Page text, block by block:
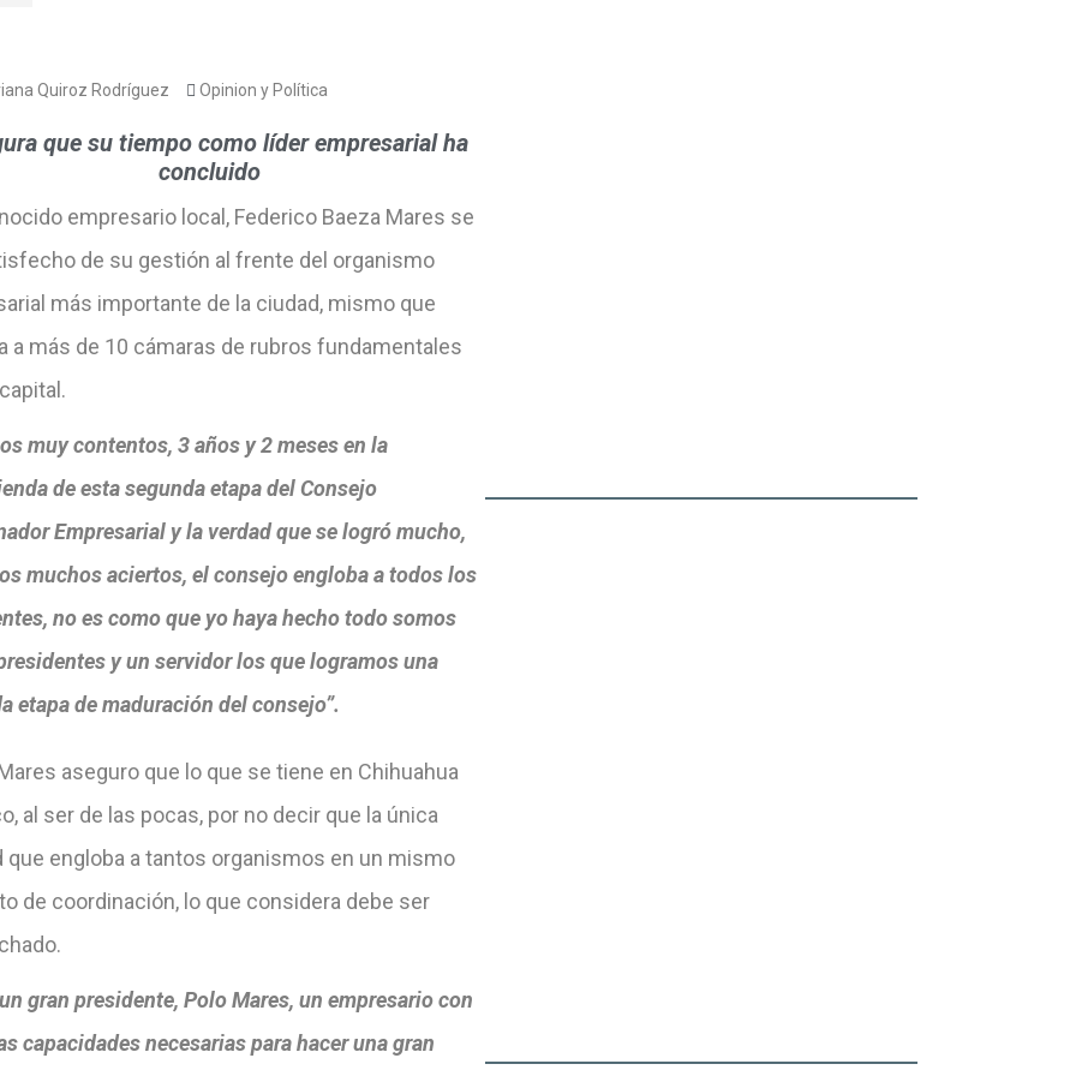
Quiroz Rodríguez Opinion y Política
que su tiempo como líder empresarial ha
concluido
empresario local, Federico Baeza Mares se
de su gestión al frente del organismo
más importante de la ciudad, mismo que
a más de 10 cámaras de rubros fundamentales
muy contentos, 3 años y 2 meses en la
de esta segunda etapa del Consejo
Empresarial y la verdad que se logró mucho,
muchos aciertos, el consejo engloba a todos los
no es como que yo haya hecho todo somos
y un servidor los que logramos una
etapa de maduración del consejo”.
aseguro que lo que se tiene en Chihuahua
al ser de las pocas, por no decir que la única
que engloba a tantos organismos en un mismo
de coordinación, lo que considera debe ser
gran presidente, Polo Mares, un empresario con
capacidades necesarias para hacer una gran